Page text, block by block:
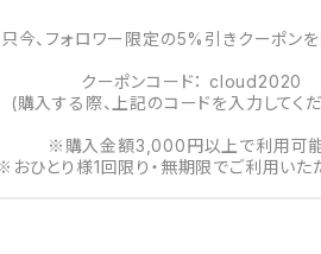
只今、フォロワー限定の5%引きクーポンを
クーポンコード： cloud2020
(購入する際、上記のコードを入力してくだ
※購入金額3,000円以上で利用可能
おひとり様1回限り・無期限でご利用いた